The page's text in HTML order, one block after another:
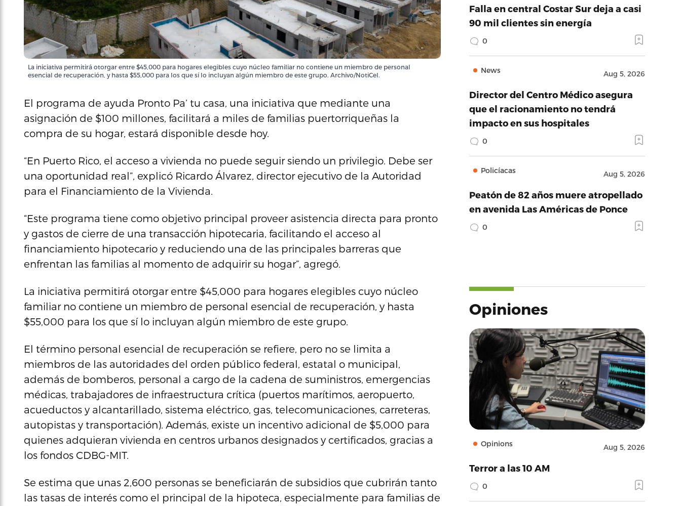
La iniciativa permitirá otorgar entre $45,000 para hogares elegibles cuyo núcleo familiar no contiene un miembro de personal
esencial de recuperación, y hasta $55,000 para los que sí lo incluyan algún miembro de este grupo. Archivo/NotiCel.
El programa de ayuda Pronto Pa’ tu casa, una iniciativa que mediante una
asignación de $100 millones, facilitará a miles de familias puertorriqueñas la
compra de su hogar, estará disponible desde hoy.
“En Puerto Rico, el acceso a vivienda no puede seguir siendo un privilegio. Debe ser
una oportunidad real”, explicó Ricardo Álvarez, director ejecutivo de la Autoridad
para el Financiamiento de la Vivienda.
“Este programa tiene como objetivo principal proveer asistencia directa para pronto
y gastos de cierre de una transacción hipotecaria, facilitando el acceso al
financiamiento hipotecario y reduciendo una de las principales barreras que
enfrentan las familias al momento de adquirir su hogar”, agregó.
La iniciativa permitirá otorgar entre $45,000 para hogares elegibles cuyo núcleo
familiar no contiene un miembro de personal esencial de recuperación, y hasta
$55,000 para los que sí lo incluyan algún miembro de este grupo.
El término personal esencial de recuperación se refiere, pero no se limita a
miembros de las autoridades del orden público federal, estatal o municipal,
además de bomberos, personal a cargo de la cadena de suministros, emergencias
médicas, trabajadores de infraestructura crítica (puertos marítimos, aeropuerto,
acueductos y alcantarillado, sistema eléctrico, gas, telecomunicaciones, carreteras,
autopistas y transportación). Además, existe un incentivo adicional de $5,000 para
quienes adquieran vivienda en centros urbanos designados y certificados, gracias a
los fondos CDBG-MIT.
Se estima que unas 2,600 personas se beneficiarán de subsidios que cubrirán tanto
las tasas de interés como el principal de la hipoteca, especialmente para familias de
Falla en central Costar Sur deja a casi
90 mil clientes sin energía
0
News Aug 5, 2026
Director del Centro Médico asegura
que el racionamiento no tendrá
impacto en sus hospitales
0
Policíacas Aug 5, 2026
Peatón de 82 años muere atropellado
en avenida Las Américas de Ponce
0
Opiniones
Opinions Aug 5, 2026
Terror a las 10 AM
0